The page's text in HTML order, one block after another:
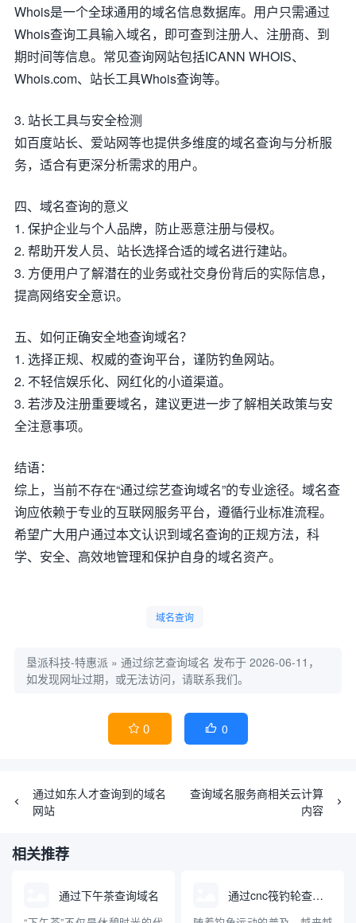
Whois是一个全球通用的域名信息数据库。用户只需通过
Whois查询工具输入域名，即可查到注册人、注册商、到
期时间等信息。常见查询网站包括ICANN WHOIS、
Whois.com、站长工具Whois查询等。
3. 站长工具与安全检测
如百度站长、爱站网等也提供多维度的域名查询与分析服
务，适合有更深分析需求的用户。
四、域名查询的意义
1. 保护企业与个人品牌，防止恶意注册与侵权。
2. 帮助开发人员、站长选择合适的域名进行建站。
3. 方便用户了解潜在的业务或社交身份背后的实际信息，
提高网络安全意识。
五、如何正确安全地查询域名？
1. 选择正规、权威的查询平台，谨防钓鱼网站。
2. 不轻信娱乐化、网红化的小道渠道。
3. 若涉及注册重要域名，建议更进一步了解相关政策与安
全注意事项。
结语：
综上，当前不存在“通过综艺查询域名”的专业途径。域名查
询应依赖于专业的互联网服务平台，遵循行业标准流程。
希望广大用户通过本文认识到域名查询的正规方法，科
学、安全、高效地管理和保护自身的域名资产。
域名查询
垦派科技-特惠派 » 通过综艺查询域名 发布于 2026-06-11，
如发现网址过期，或无法访问，请联系我们。
 0  0
通过如东人才查询到的域名
网站
查询域名服务商相关云计算
内容
相关推荐
通过下午茶查询域名 通过cnc筏钓轮查询域名